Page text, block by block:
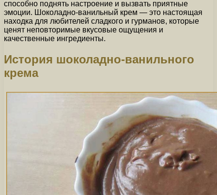
способно поднять настроение и вызвать приятные
эмоции. Шоколадно-ванильный крем — это настоящая
находка для любителей сладкого и гурманов, которые
ценят неповторимые вкусовые ощущения и
качественные ингредиенты.
История шоколадно-ванильного
крема